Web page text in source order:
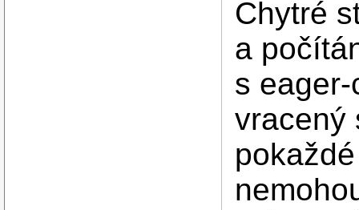
Chytré
a
s
vracený